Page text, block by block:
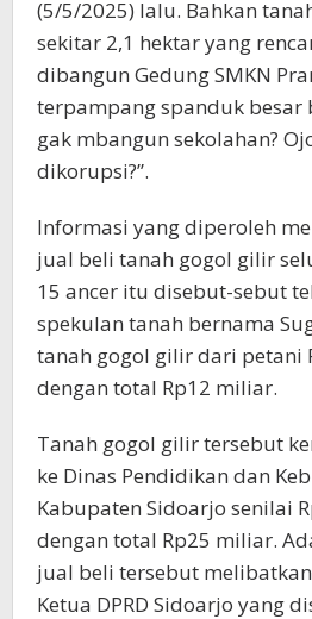
(5/5/2025) lalu. Bahkan
sekitar 2,1 hektar yang
dibangun Gedung SMKN
terpampang spanduk besar
gak mbangun sekolahan?
dikorupsi?”.
Informasi yang diperoleh
jual beli tanah gogol gilir
15 ancer itu disebut-sebut
spekulan tanah bernama
tanah gogol gilir dari petani
dengan total Rp12 miliar.
Tanah gogol gilir tersebut
ke Dinas Pendidikan dan
Kabupaten Sidoarjo senilai
dengan total Rp25 miliar.
jual beli tersebut
Ketua DPRD Sidoarjo yang